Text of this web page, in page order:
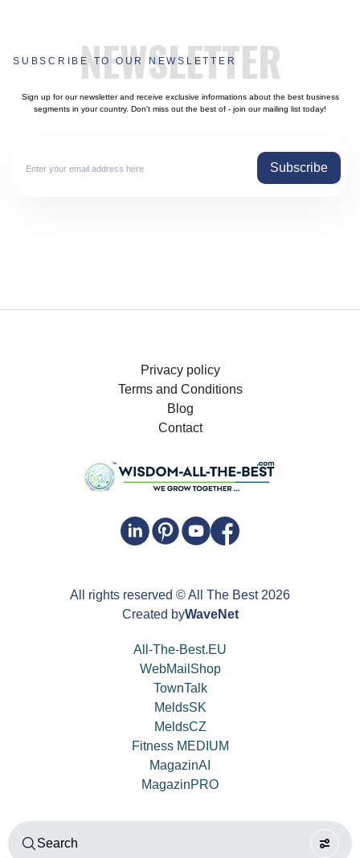
NEWSLETTER
SUBSCRIBE TO OUR NEWSLETTER
Sign up for our newsletter and receive exclusive informations about the best business
segments in your country. Don't miss out the best of - join our mailing list today!
Subscribe
Privacy policy
Terms and Conditions
Blog
Contact
All rights reserved © All The Best2026
Created byWaveNet
All-The-Best.EU
WebMailShop
TownTalk
MeldsSK
MeldsCZ
Fitness MEDIUM
MagazinAI
MagazinPRO
Search